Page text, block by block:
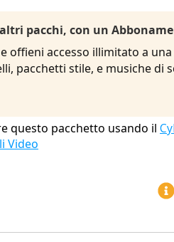
pacchi, con un
offieni accesso illimitato a
pacchetti stile, e musiche di
questo pacchetto usando il
Video